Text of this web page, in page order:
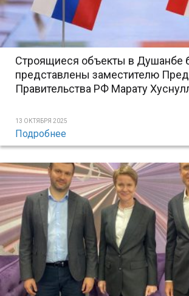
Строящиеся объекты в Душанбе
представлены заместителю
Правительства РФ Марату
13 ОКТЯБРЯ 2025
Подробнее